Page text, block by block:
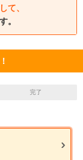
て、
。
完了